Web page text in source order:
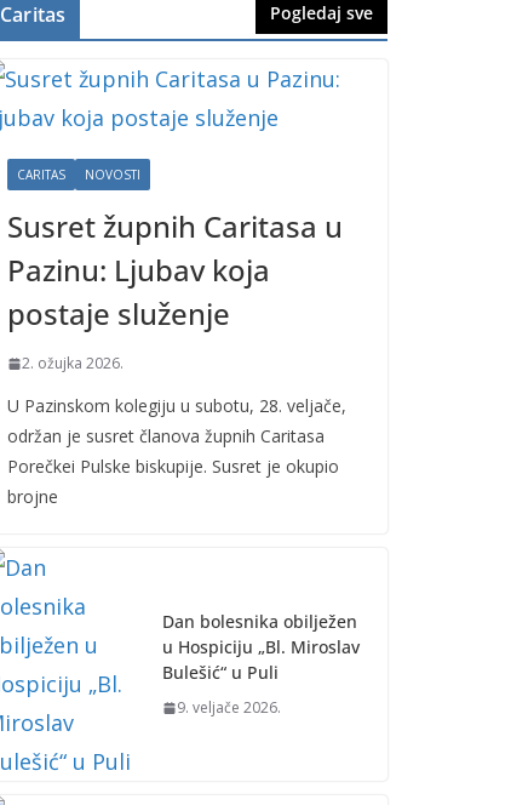
Caritas Pogledaj sve
CARITAS NOVOSTI
Susret župnih Caritasa u
Pazinu: Ljubav koja
postaje služenje
2. ožujka 2026.
U Pazinskom kolegiju u subotu, 28. veljače,
održan je susret članova župnih Caritasa
Porečkei Pulske biskupije. Susret je okupio
brojne
Dan bolesnika obilježen
u Hospiciju „Bl. Miroslav
Bulešić“ u Puli
9. veljače 2026.